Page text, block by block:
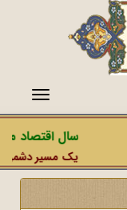
منو
سال اقتصاد
یک مسیر دشمن،